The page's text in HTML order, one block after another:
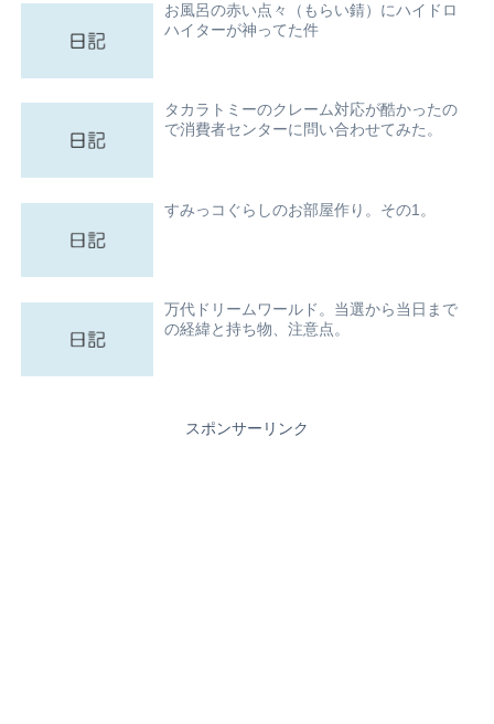
お風呂の赤い点々（もらい錆）にハイドロ
ハイターが神ってた件
タカラトミーのクレーム対応が酷かったの
で消費者センターに問い合わせてみた。
すみっコぐらしのお部屋作り。その1。
万代ドリームワールド。当選から当日まで
の経緯と持ち物、注意点。
スポンサーリンク